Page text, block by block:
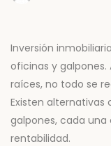
Inversión
oficinas y
raíces, no todo se
Existen
galpones, cada una
rentabilidad.